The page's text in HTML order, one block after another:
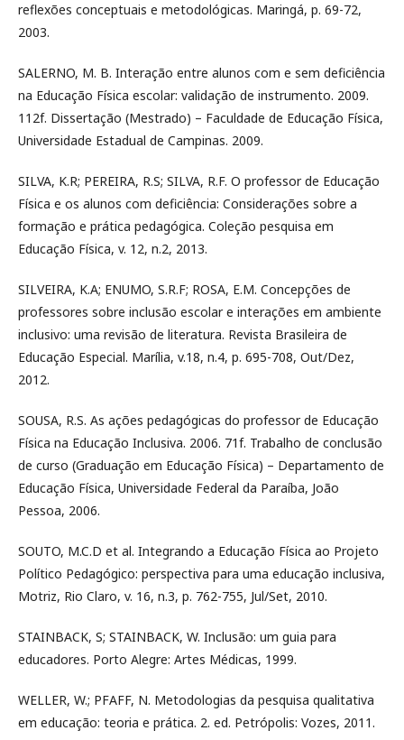
reflexões conceptuais e metodológicas. Maringá, p. 69-72,
2003.
SALERNO, M. B. Interação entre alunos com e sem deficiência
na Educação Física escolar: validação de instrumento. 2009.
112f. Dissertação (Mestrado) – Faculdade de Educação Física,
Universidade Estadual de Campinas. 2009.
SILVA, K.R; PEREIRA, R.S; SILVA, R.F. O professor de Educação
Física e os alunos com deficiência: Considerações sobre a
formação e prática pedagógica. Coleção pesquisa em
Educação Física, v. 12, n.2, 2013.
SILVEIRA, K.A; ENUMO, S.R.F; ROSA, E.M. Concepções de
professores sobre inclusão escolar e interações em ambiente
inclusivo: uma revisão de literatura. Revista Brasileira de
Educação Especial. Marília, v.18, n.4, p. 695-708, Out/Dez,
2012.
SOUSA, R.S. As ações pedagógicas do professor de Educação
Física na Educação Inclusiva. 2006. 71f. Trabalho de conclusão
de curso (Graduação em Educação Física) – Departamento de
Educação Física, Universidade Federal da Paraíba, João
Pessoa, 2006.
SOUTO, M.C.D et al. Integrando a Educação Física ao Projeto
Político Pedagógico: perspectiva para uma educação inclusiva,
Motriz, Rio Claro, v. 16, n.3, p. 762-755, Jul/Set, 2010.
STAINBACK, S; STAINBACK, W. Inclusão: um guia para
educadores. Porto Alegre: Artes Médicas, 1999.
WELLER, W.; PFAFF, N. Metodologias da pesquisa qualitativa
em educação: teoria e prática. 2. ed. Petrópolis: Vozes, 2011.